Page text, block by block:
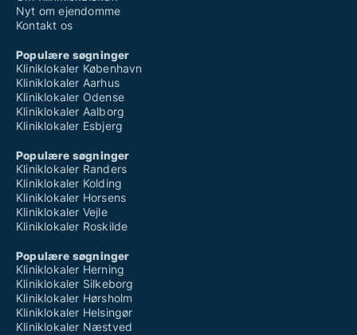
Nyt om ejendomme
Kontakt os
Populære søgninger
Kliniklokaler København
Kliniklokaler Aarhus
Kliniklokaler Odense
Kliniklokaler Aalborg
Kliniklokaler Esbjerg
Populære søgninger
Kliniklokaler Randers
Kliniklokaler Kolding
Kliniklokaler Horsens
Kliniklokaler Vejle
Kliniklokaler Roskilde
Populære søgninger
Kliniklokaler Herning
Kliniklokaler Silkeborg
Kliniklokaler Hørsholm
Kliniklokaler Helsingør
Kliniklokaler Næstved